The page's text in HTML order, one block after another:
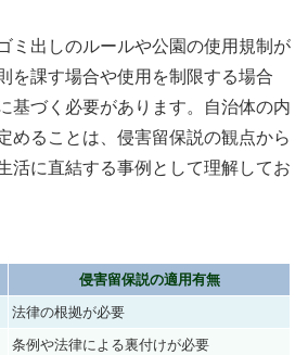
ミ出しのルールや公園の使用規制が
を課す場合や使用を制限する場合
基づく必要があります。自治体の内
めることは、侵害留保説の観点から
活に直結する事例として理解してお
侵害留保説の適用有無
法律の根拠が必要
条例や法律による裏付けが必要